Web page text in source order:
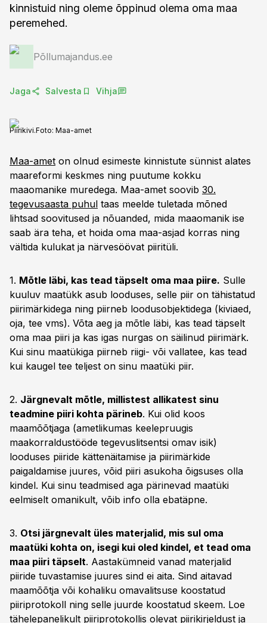
kinnistuid ning oleme õppinud olema oma maa
peremehed.
Põllumajandus.ee
Jaga Salvesta Vihja
Piirikivi.Foto: Maa-amet
Maa-amet on olnud esimeste kinnistute sünnist alates
maareformi keskmes ning puutume kokku
maaomanike muredega. Maa-amet soovib 30.
tegevusaasta puhul taas meelde tuletada mõned
lihtsad soovitused ja nõuanded, mida maaomanik ise
saab ära teha, et hoida oma maa-asjad korras ning
vältida kulukat ja närvesöövat piiritüli.
1. Mõtle läbi, kas tead täpselt oma maa piire. Sulle
kuuluv maatükk asub looduses, selle piir on tähistatud
piirimärkidega ning piirneb loodusobjektidega (kiviaed,
oja, tee vms). Võta aeg ja mõtle läbi, kas tead täpselt
oma maa piiri ja kas igas nurgas on säilinud piirimärk.
Kui sinu maatükiga piirneb riigi- või vallatee, kas tead
kui kaugel tee teljest on sinu maatüki piir.
2. Järgnevalt mõtle, millistest allikatest sinu
teadmine piiri kohta pärineb. Kui olid koos
maamõõtjaga (ametlikumas keelepruugis
maakorraldustööde tegevuslitsentsi omav isik)
looduses piiride kättenäitamise ja piirimärkide
paigaldamise juures, võid piiri asukoha õigsuses olla
kindel. Kui sinu teadmised aga pärinevad maatüki
eelmiselt omanikult, võib info olla ebatäpne.
3. Otsi järgnevalt üles materjalid, mis sul oma
maatüki kohta on, isegi kui oled kindel, et tead oma
maa piiri täpselt. Aastakümneid vanad materjalid
piiride tuvastamise juures sind ei aita. Sind aitavad
maamõõtja või kohaliku omavalitsuse koostatud
piiriprotokoll ning selle juurde koostatud skeem. Loe
tähelepanelikult piiriprotokollis olevat piirikirjeldust ja